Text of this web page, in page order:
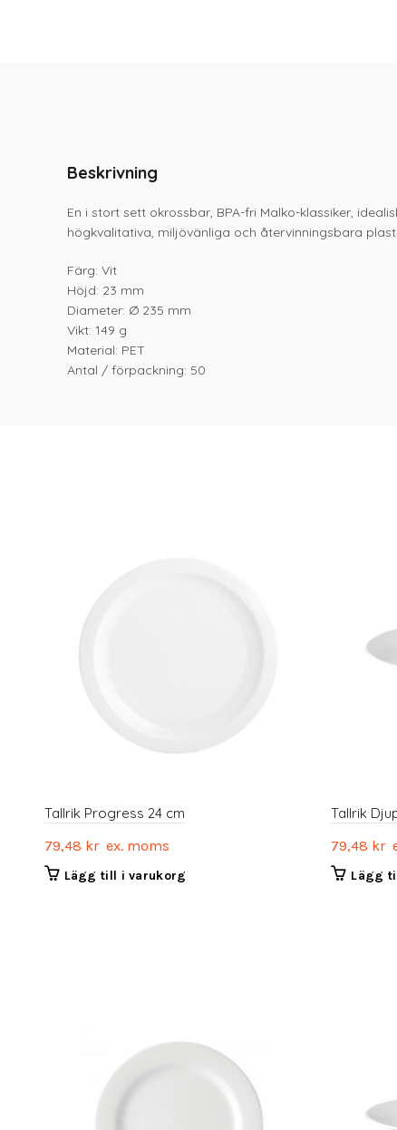
Beskrivning
En i stort sett okrossbar, BPA-fri Malko-klassiker,
högkvalitativa, miljövänliga och återvinningsbara
Färg: Vit
Höjd: 23 mm
Diameter: Ø 235 mm
Vikt: 149 g
Material: PET
Antal / förpackning: 50
Tallrik Progress 24 cm
79,48 krex. moms
Lägg till i varukorg
Tallrik
79,48 kr
Lägg